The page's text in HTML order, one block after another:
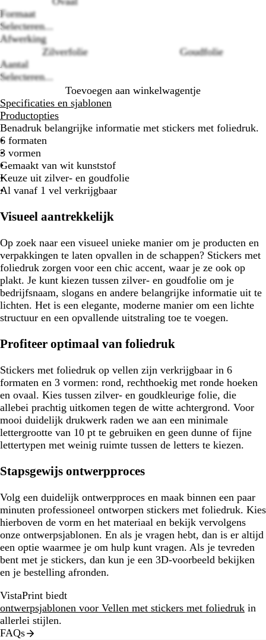
Formaat
Selecteren...
Afwerking
Zilverfolie
Goudfolie
Aantal
Selecteren...
Toevoegen aan winkelwagentje
Specificaties en sjablonen
Productopties
Benadruk belangrijke informatie met stickers met foliedruk.
6 formaten
3 vormen
Gemaakt van wit kunststof
Keuze uit zilver- en goudfolie
Al vanaf 1 vel verkrijgbaar
Visueel aantrekkelijk
Op zoek naar een visueel unieke manier om je producten en
verpakkingen te laten opvallen in de schappen? Stickers met
foliedruk zorgen voor een chic accent, waar je ze ook op
plakt. Je kunt kiezen tussen zilver- en goudfolie om je
bedrijfsnaam, slogans en andere belangrijke informatie uit te
lichten. Het is een elegante, moderne manier om een lichte
structuur en een opvallende uitstraling toe te voegen.
Profiteer optimaal van foliedruk
Stickers met foliedruk op vellen zijn verkrijgbaar in 6
formaten en 3 vormen: rond, rechthoekig met ronde hoeken
en ovaal. Kies tussen zilver- en goudkleurige folie, die
allebei prachtig uitkomen tegen de witte achtergrond. Voor
mooi duidelijk drukwerk raden we aan een minimale
lettergrootte van 10 pt te gebruiken en geen dunne of fijne
lettertypen met weinig ruimte tussen de letters te kiezen.
Stapsgewijs ontwerpproces
Volg een duidelijk ontwerpproces en maak binnen een paar
minuten professioneel ontworpen stickers met foliedruk. Kies
hierboven de vorm en het materiaal en bekijk vervolgens
onze ontwerpsjablonen. En als je vragen hebt, dan is er altijd
een optie waarmee je om hulp kunt vragen. Als je tevreden
bent met je stickers, dan kun je een 3D-voorbeeld bekijken
en je bestelling afronden.
VistaPrint biedt
ontwerpsjablonen voor Vellen met stickers met foliedruk in
allerlei stijlen.
FAQs